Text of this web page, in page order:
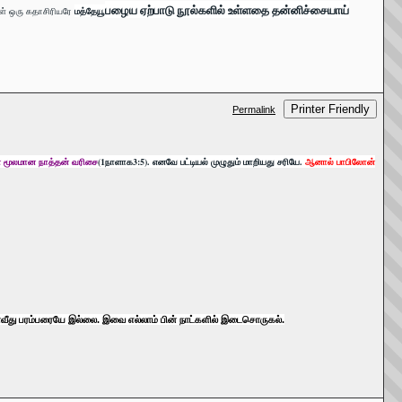
கதாசிரியரே மத்தேயூபழைய ஏற்பாடு நூல்களில் உள்ளதை தன்னிச்சையாய்
Permalink Printer Friendly
மூலமான நாத்தன் வரிசை(1நாளாக3:5). எனவே பட்டியல் முழுதும் மாறியது சரியே. ஆனால் பாபிலோன்
பரம்பரையே இல்லை. இவை எல்லாம் பின் நாட்களில் இடைசொருகல்.